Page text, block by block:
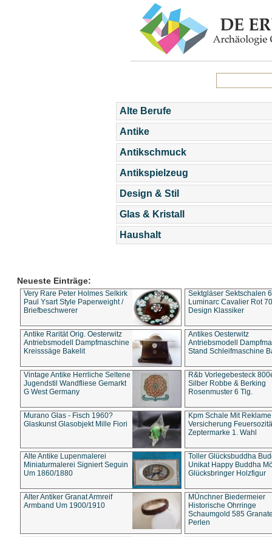
Alte Berufe
Antike
Antikschmuck
Antikspielzeug
Design & Stil
Glas & Kristall
Haushalt
Neueste Einträge:
Very Rare Peter Holmes Selkirk
Paul Ysart Style Paperweight /
Briefbeschwerer
Sektgläser Sektschalen
Luminarc Cavalier Rot
Design Klassiker
Antike Rarität Orig. Oesterwitz
Antriebsmodell Dampfmaschine
Kreisssäge Bakelit
Antikes Oesterwitz
Antriebsmodell
Stand Schleifmaschine
Vintage Antike Herrliche Seltene
Jugendstil Wandfliese Gemarkt
G West Germany
R&b Vorlegebesteck
Silber Robbe & Berking
Rosenmuster 6 Tlg.
Murano Glas - Fisch 1960?
Glaskunst Glasobjekt Mille Fiori
Kpm Schale Mit Reklame
Versicherung
Zeptermarke 1. Wahl
Alte Antike Lupenmalerei
Miniaturmalerei Signiert Seguin
Um 1860/1880
Toller Glücksbuddha
Unikat Happy Buddha
Glücksbringer Holzfigur
Alter Antiker Granat Armreif
Armband Um 1900/1910
MÜnchner Biedermeier
Historische Ohrringe
Schaumgold 585
Perlen